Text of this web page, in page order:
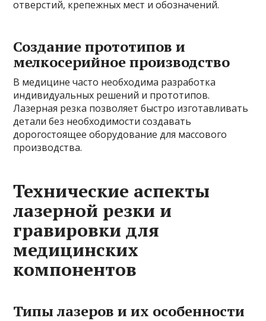
отверстий, крепежных мест и обозначений.
Создание прототипов и
мелкосерийное производство
В медицине часто необходима разработка
индивидуальных решений и прототипов.
Лазерная резка позволяет быстро изготавливать
детали без необходимости создавать
дорогостоящее оборудование для массового
производства.
Технические аспекты
лазерной резки и
гравировки для
медицинских
компонентов
Типы лазеров и их особенности